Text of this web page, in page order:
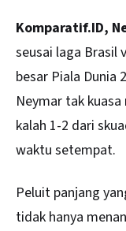
Komparatif.ID,
seusai laga Brasil
besar Piala Dunia
Neymar tak
kalah 1-2 dari
waktu setempat.
Peluit panjang
tidak hanya